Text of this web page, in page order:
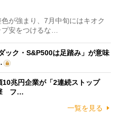
が強まり、7月中旬にはキオク
プ安をつけるな…
ック・S&P500は足踏み」が意味
10兆円企業が「2連続ストップ
撃 フ…
一覧を見る